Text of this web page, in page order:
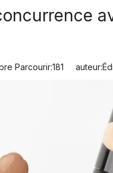
Parcourir:181